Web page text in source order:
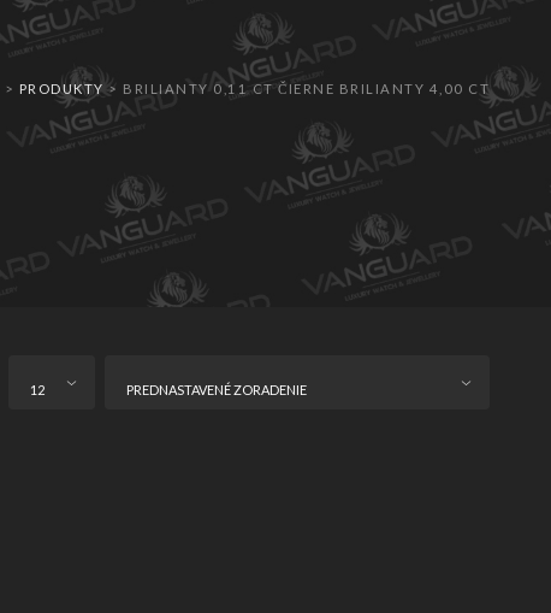
> PRODUKTY > BRILIANTY 0,11 CT ČIERNE BRILIANTY 4,00 CT
12 PREDNASTAVENÉ ZORADENIE